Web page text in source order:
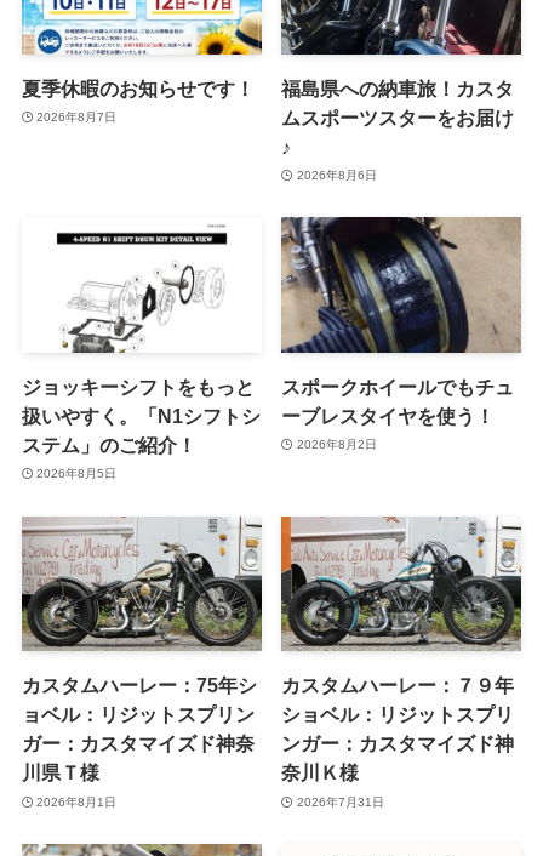
夏季休暇のお知らせです！
2026年8月7日
福島県への納車旅！カスタ
ムスポーツスターをお届け
♪
2026年8月6日
ジョッキーシフトをもっと
扱いやすく。「N1シフトシ
ステム」のご紹介！
2026年8月5日
スポークホイールでもチュ
ーブレスタイヤを使う！
2026年8月2日
カスタムハーレー：75年シ
ョベル：リジットスプリン
ガー：カスタマイズド神奈
川県Ｔ様
2026年8月1日
カスタムハーレー：７９年
ショベル：リジットスプリ
ンガー：カスタマイズド神
奈川Ｋ様
2026年7月31日